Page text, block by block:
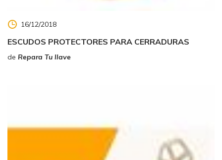
16/12/2018
ESCUDOS PROTECTORES PARA CERRADURAS
de Repara Tu llave